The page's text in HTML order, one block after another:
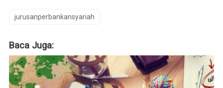
jurusanperbankansyariah
Baca Juga: